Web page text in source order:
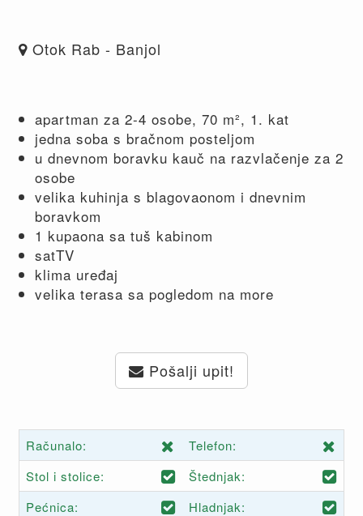
Otok Rab - Banjol
apartman za 2-4 osobe, 70 m², 1. kat
jedna soba s bračnom posteljom
u dnevnom boravku kauč na razvlačenje za 2
osobe
velika kuhinja s blagovaonom i dnevnim
boravkom
1 kupaona sa tuš kabinom
satTV
klima uređaj
velika terasa sa pogledom na more
Pošalji upit!
Računalo:
Telefon:
Stol i stolice:
Štednjak:
Pećnica:
Hladnjak: